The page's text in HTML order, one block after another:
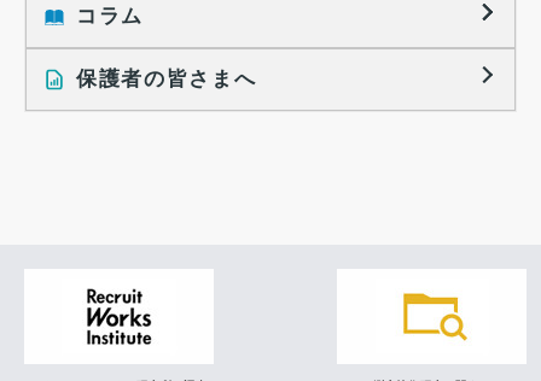
大学生の地域間移動レポート
就職活動に関するレポート
就職活動と入社後の就業
就業レディネス研究
コラム
インタビュー記事
保護者の皆さまへ